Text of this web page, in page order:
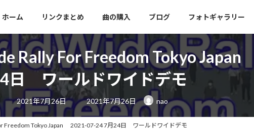
ホーム リンクまとめ 曲の購入 ブログ フォトギャラリー
Rally For Freedom Tokyo
日 ワールドワイドデモ
2021年7月26日
最
終
更
新
日
2021年7月26日 nao
Freedom Tokyo Japan 2021-07-24 7月24日 ワールドワイドデモ